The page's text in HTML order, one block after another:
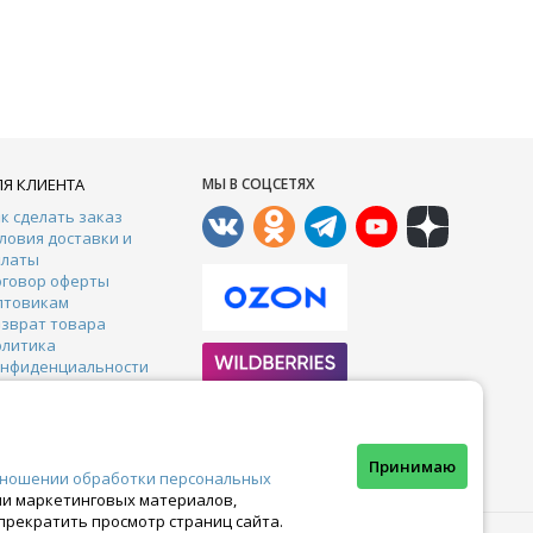
КЛИЕНТА
сделать заказ
доставки и
оферты
товара
МЫ В СОЦСЕТЯХ
crazy-ferma@yandex.ru
обработки персональных
маркетинговых материалов,
просмотр страниц сайта.
Принимаю